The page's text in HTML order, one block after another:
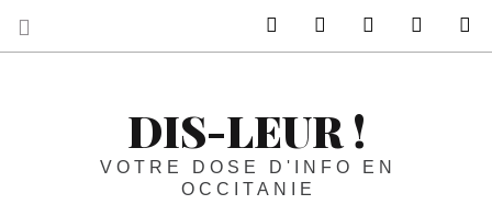
DIS-LEUR !
VOTRE DOSE D'INFO EN
OCCITANIE